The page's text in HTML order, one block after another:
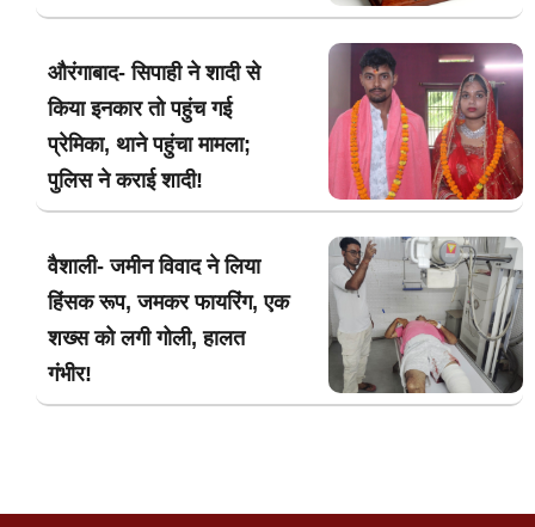
औरंगाबाद- सिपाही ने शादी से
किया इनकार तो पहुंच गई
प्रेमिका, थाने पहुंचा मामला;
पुलिस ने कराई शादी!
वैशाली- जमीन विवाद ने लिया
हिंसक रूप, जमकर फायरिंग, एक
शख्स को लगी गोली, हालत
गंभीर!